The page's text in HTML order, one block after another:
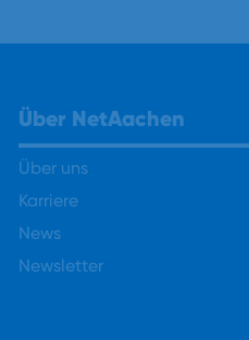
Über NetAachen
Über uns
Karriere
News
Newsletter